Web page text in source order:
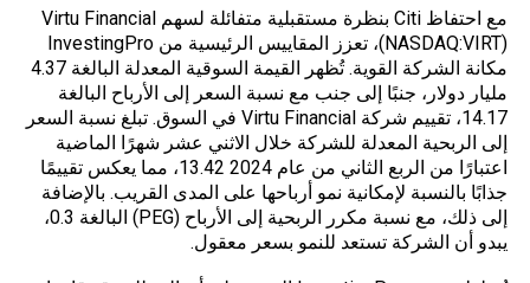
مع احتفاظ Citi بنظرة مستقبلية متفائلة لسهم Virtu Financial
(NASDAQ:VIRT)، تعزز المقاييس الرئيسية من InvestingPro
مكانة الشركة القوية. تُظهر القيمة السوقية المعدلة البالغة 4.37
مليار دولار، جنبًا إلى جنب مع نسبة السعر إلى الأرباح البالغة
14.17، تقييم شركة Virtu Financial في السوق. تبلغ نسبة السعر
إلى الربحية المعدلة للشركة خلال الاثني عشر شهرًا الماضية
اعتبارًا من الربع الثاني من عام 2024 13.42، مما يعكس تقييمًا
جذابًا بالنسبة لإمكانية نمو أرباحها على المدى القريب. بالإضافة
إلى ذلك، مع نسبة مكرر الربحية إلى الأرباح (PEG) البالغة 0.3،
يبدو أن الشركة تستعد للنمو بسعر معقول.